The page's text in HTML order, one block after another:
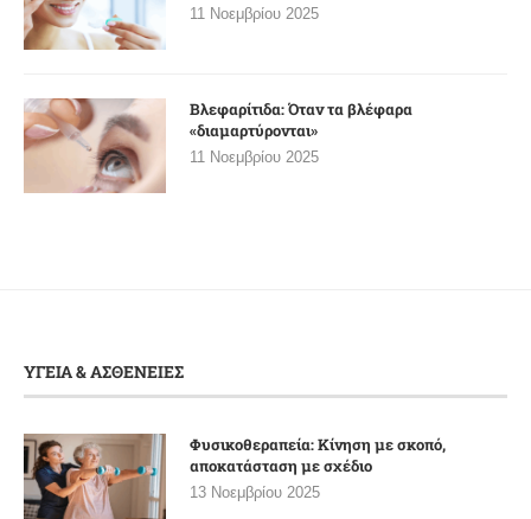
11 Νοεμβρίου 2025
Βλεφαρίτιδα: Όταν τα βλέφαρα
«διαμαρτύρονται»
11 Νοεμβρίου 2025
ΥΓΕΙΑ & ΑΣΘΕΝΕΙΕΣ
Φυσικοθεραπεία: Κίνηση με σκοπό,
αποκατάσταση με σχέδιο
13 Νοεμβρίου 2025